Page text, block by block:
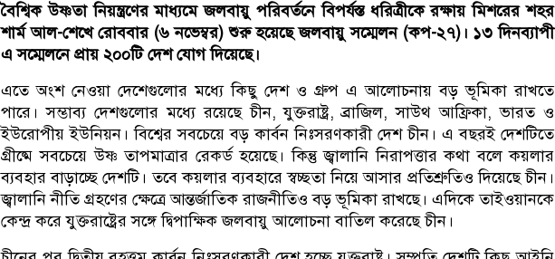
বৈশ্বিক উষ্ণতা নিয়ন্ত্রণের মাধ্যমে জলবায়ু পরিবর্তনে বিপর্যস্ত ধরিত্রীকে রক্ষায় মিশরের শহর
শার্ম আল-শেখে রোববার (৬ নভেম্বর) শুরু হয়েছে জলবায়ু সম্মেলন (কপ-২৭)। ১৩ দিনব্যাপী
এ সম্মেলনে প্রায় ২০০টি দেশ যোগ দিয়েছে।
এতে অংশ নেওয়া দেশেগুলোর মধ্যে কিছু দেশ ও গ্রুপ এ আলোচনায় বড় ভূমিকা রাখতে
পারে। সম্ভাব্য দেশগুলোর মধ্যে রয়েছে চীন, যুক্তরাষ্ট্র, ব্রাজিল, সাউথ আফ্রিকা, ভারত ও
ইউরোপীয় ইউনিয়ন। বিশ্বের সবচেয়ে বড় কার্বন নিঃসরণকারী দেশ চীন। এ বছরই দেশটিতে
গ্রীষ্মে সবচেয়ে উষ্ণ তাপমাত্রার রেকর্ড হয়েছে। কিন্তু জ্বালানি নিরাপত্তার কথা বলে কয়লার
ব্যবহার বাড়াচ্ছে দেশটি। তবে কয়লার ব্যবহারে স্বচ্ছতা নিয়ে আসার প্রতিশ্রুতিও দিয়েছে চীন।
জ্বালানি নীতি গ্রহণের ক্ষেত্রে আন্তর্জাতিক রাজনীতিও বড় ভূমিকা রাখছে। এদিকে তাইওয়ানকে
কেন্দ্র করে যুক্তরাষ্ট্রের সঙ্গে দ্বিপাক্ষিক জলবায়ু আলোচনা বাতিল করেছে চীন।